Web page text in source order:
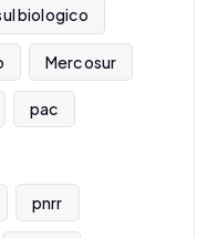
biologico
Mercosur
pac
pnrr